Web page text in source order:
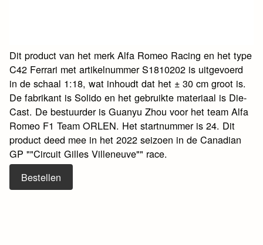
Dit product van het merk Alfa Romeo Racing en het type
C42 Ferrari met artikelnummer S1810202 is uitgevoerd
in de schaal 1:18, wat inhoudt dat het ± 30 cm groot is.
De fabrikant is Solido en het gebruikte materiaal is Die-
Cast. De bestuurder is Guanyu Zhou voor het team Alfa
Romeo F1 Team ORLEN. Het startnummer is 24. Dit
product deed mee in het 2022 seizoen in de Canadian
GP ""Circuit Gilles Villeneuve"" race.
Bestellen